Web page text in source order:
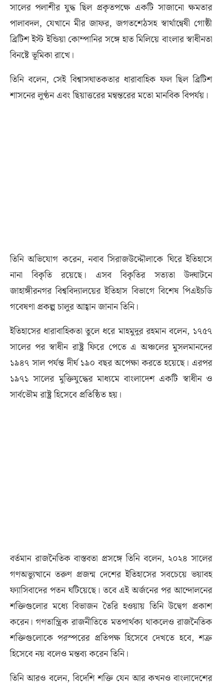
সালের পলাশীর যুদ্ধ ছিল প্রকৃতপক্ষে একটি সাজানো ক্ষমতার
পালাবদল, যেখানে মীর জাফর, জগতশেঠসহ স্বার্থান্বেষী গোষ্ঠী
ব্রিটিশ ইস্ট ইন্ডিয়া কোম্পানির সঙ্গে হাত মিলিয়ে বাংলার স্বাধীনতা
বিনষ্টে ভূমিকা রাখে।
তিনি বলেন, সেই বিশ্বাসঘাতকতার ধারাবাহিক ফল ছিল ব্রিটিশ
শাসনের লুণ্ঠন এবং ছিয়াত্তরের মন্বন্তরের মতো মানবিক বিপর্যয়।
তিনি অভিযোগ করেন, নবাব সিরাজউদ্দৌলাকে ঘিরে ইতিহাসে
নানা বিকৃতি রয়েছে। এসব বিকৃতির সত্যতা উদ্ঘাটনে
জাহাঙ্গীরনগর বিশ্ববিদ্যালয়ের ইতিহাস বিভাগে বিশেষ পিএইচডি
গবেষণা প্রকল্প চালুর আহ্বান জানান তিনি।
ইতিহাসের ধারাবাহিকতা তুলে ধরে মাহমুদুর রহমান বলেন, ১৭৫৭
সালের পর স্বাধীন রাষ্ট্র ফিরে পেতে এ অঞ্চলের মুসলমানদের
১৯৪৭ সাল পর্যন্ত দীর্ঘ ১৯০ বছর অপেক্ষা করতে হয়েছে। এরপর
১৯৭১ সালের মুক্তিযুদ্ধের মাধ্যমে বাংলাদেশ একটি স্বাধীন ও
সার্বভৌম রাষ্ট্র হিসেবে প্রতিষ্ঠিত হয়।
বর্তমান রাজনৈতিক বাস্তবতা প্রসঙ্গে তিনি বলেন, ২০২৪ সালের
গণঅভ্যুত্থানে তরুণ প্রজন্ম দেশের ইতিহাসের সবচেয়ে ভয়াবহ
ফ্যাসিবাদের পতন ঘটিয়েছে। তবে এই অর্জনের পর আন্দোলনের
শক্তিগুলোর মধ্যে বিভাজন তৈরি হওয়ায় তিনি উদ্বেগ প্রকাশ
করেন। গণতান্ত্রিক রাজনীতিতে মতপার্থক্য থাকলেও রাজনৈতিক
শক্তিগুলোকে পরস্পরের প্রতিপক্ষ হিসেবে দেখতে হবে, শত্রু
হিসেবে নয় বলেও মন্তব্য করেন তিনি।
তিনি আরও বলেন, বিদেশি শক্তি যেন আর কখনও বাংলাদেশের